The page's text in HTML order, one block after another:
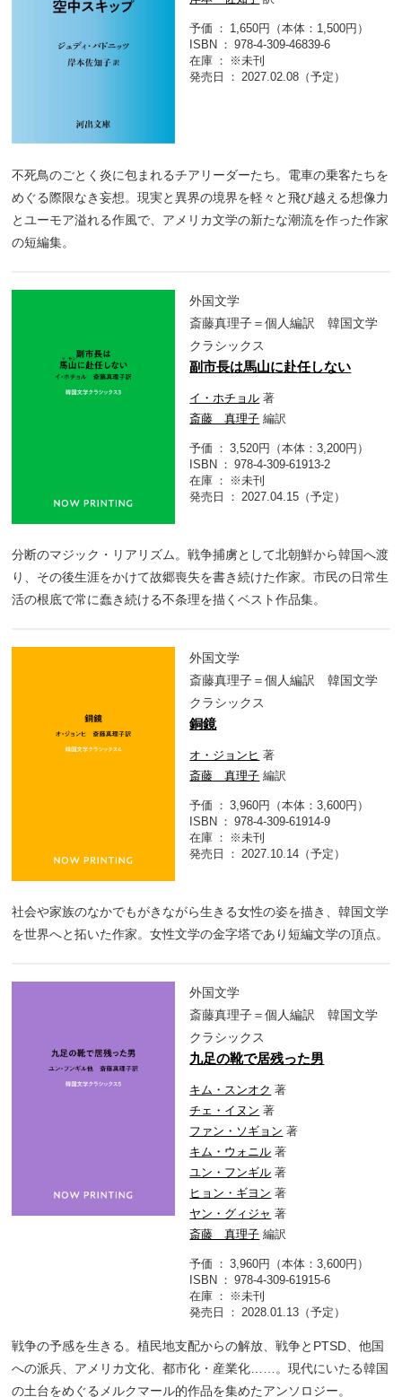
予価
1,650円（本体：1,500円）
ISBN
978-4-309-46839-6
在庫
※未刊
発売日
2027.02.08（予定）
不死鳥のごとく炎に包まれるチアリーダーたち。電車の乗客たちを
めぐる際限なき妄想。現実と異界の境界を軽々と飛び越える想像力
とユーモア溢れる作風で、アメリカ文学の新たな潮流を作った作家
の短編集。
外国文学
斎藤真理子＝個人編訳 韓国文学
クラシックス
副市長は馬山に赴任しない
イ・ホチョル 著
斎藤 真理子 編訳
予価
3,520円（本体：3,200円）
ISBN
978-4-309-61913-2
在庫
※未刊
発売日
2027.04.15（予定）
分断のマジック・リアリズム。戦争捕虜として北朝鮮から韓国へ渡
り、その後生涯をかけて故郷喪失を書き続けた作家。市民の日常生
活の根底で常に蠢き続ける不条理を描くベスト作品集。
外国文学
斎藤真理子＝個人編訳 韓国文学
クラシックス
銅鏡
オ・ジョンヒ 著
斎藤 真理子 編訳
予価
3,960円（本体：3,600円）
ISBN
978-4-309-61914-9
在庫
※未刊
発売日
2027.10.14（予定）
社会や家族のなかでもがきながら生きる女性の姿を描き、韓国文学
を世界へと拓いた作家。女性文学の金字塔であり短編文学の頂点。
外国文学
斎藤真理子＝個人編訳 韓国文学
クラシックス
九足の靴で居残った男
キム・スンオク 著
チェ・イヌン 著
ファン・ソギョン 著
キム・ウォニル 著
ユン・フンギル 著
ヒョン・ギヨン 著
ヤン・グィジャ 著
斎藤 真理子 編訳
予価
3,960円（本体：3,600円）
ISBN
978-4-309-61915-6
在庫
※未刊
発売日
2028.01.13（予定）
戦争の予感を生きる。植民地支配からの解放、戦争とPTSD、他国
への派兵、アメリカ文化、都市化・産業化……。現代にいたる韓国
の土台をめぐるメルクマール的作品を集めたアンソロジー。